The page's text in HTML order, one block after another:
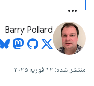
Barry Pollard
منتشر شده: ۱۲ فوریه ۲۰۲۵